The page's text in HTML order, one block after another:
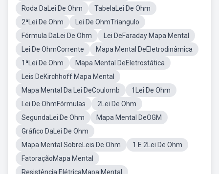
Roda DaLei De Ohm
TabelaLei De Ohm
2ªLei De Ohm
Lei De OhmTriangulo
Fórmula DaLei De Ohm
Lei DeFaraday Mapa Mental
Lei De OhmCorrente
Mapa Mental DeEletrodinâmica
1ªLei De Ohm
Mapa Mental DeEletrostática
Leis DeKirchhoff Mapa Mental
Mapa Mental Da Lei DeCoulomb
1Lei De Ohm
Lei De OhmFórmulas
2Lei De Ohm
SegundaLei De Ohm
Mapa Mental DeOGM
Gráfico DaLei De Ohm
Mapa Mental SobreLeis De Ohm
1 E 2Lei De Ohm
FatoraçãoMapa Mental
Resistência ElétricaMapa Mental